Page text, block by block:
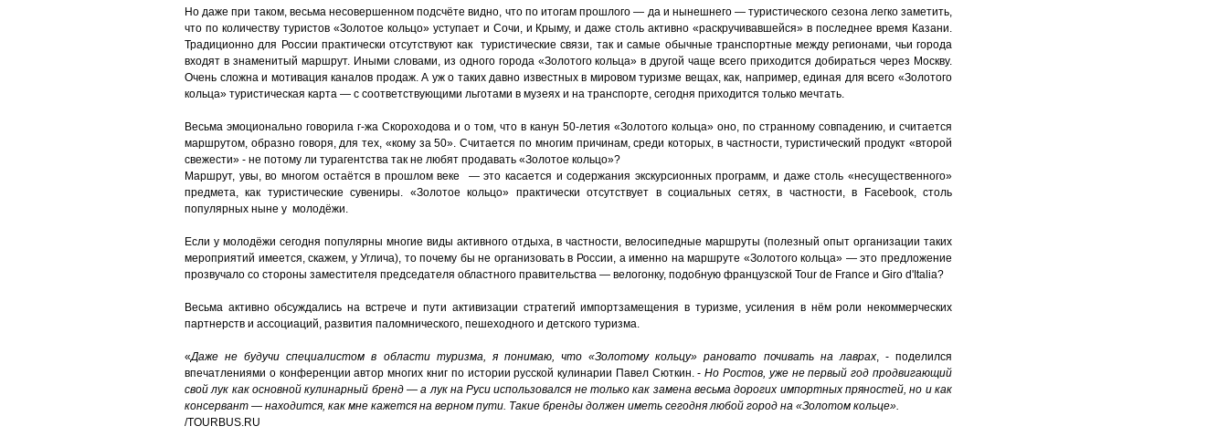
Но даже при таком, весьма несовершенном подсчёте видно, что по итогам прошлого — да и нынешнего — туристического сезона легко заметить,
что по количеству туристов «Золотое кольцо» уступает и Сочи, и Крыму, и даже столь активно «раскручивавшейся» в последнее время Казани.
Традиционно для России практически отсутствуют как туристические связи, так и самые обычные транспортные между регионами, чьи города
входят в знаменитый маршрут. Иными словами, из одного города «Золотого кольца» в другой чаще всего приходится добираться через Москву.
Очень сложна и мотивация каналов продаж. А уж о таких давно известных в мировом туризме вещах, как, например, единая для всего «Золотого
кольца» туристическая карта — с соответствующими льготами в музеях и на транспорте, сегодня приходится только мечтать.
Весьма эмоционально говорила г-жа Скороходова и о том, что в канун 50-летия «Золотого кольца» оно, по странному совпадению, и считается
маршрутом, образно говоря, для тех, «кому за 50». Считается по многим причинам, среди которых, в частности, туристический продукт «второй
свежести» - не потому ли турагентства так не любят продавать «Золотое кольцо»?
Маршрут, увы, во многом остаётся в прошлом веке — это касается и содержания экскурсионных программ, и даже столь «несущественного»
предмета, как туристические сувениры. «Золотое кольцо» практически отсутствует в социальных сетях, в частности, в Facebook, столь
популярных ныне у молодёжи.
Если у молодёжи сегодня популярны многие виды активного отдыха, в частности, велосипедные маршруты (полезный опыт организации таких
мероприятий имеется, скажем, у Углича), то почему бы не организовать в России, а именно на маршруте «Золотого кольца» — это предложение
прозвучало со стороны заместителя председателя областного правительства — велогонку, подобную французской Tour de France и Giro d'Italia?
Весьма активно обсуждались на встрече и пути активизации стратегий импортзамещения в туризме, усиления в нём роли некоммерческих
партнерств и ассоциаций, развития паломнического, пешеходного и детского туризма.
«Даже не будучи специалистом в области туризма, я понимаю, что «Золотому кольцу» рановато почивать на лаврах, - поделился
впечатлениями о конференции автор многих книг по истории русской кулинарии Павел Сюткин. -Но Ростов, уже не первый год продвигающий
свой лук как основной кулинарный бренд — а лук на Руси использовался не только как замена весьма дорогих импортных пряностей, но и как
консервант — находится, как мне кажется на верном пути. Такие бренды должен иметь сегодня любой город на «Золотом кольце».
/TOURBUS.RU